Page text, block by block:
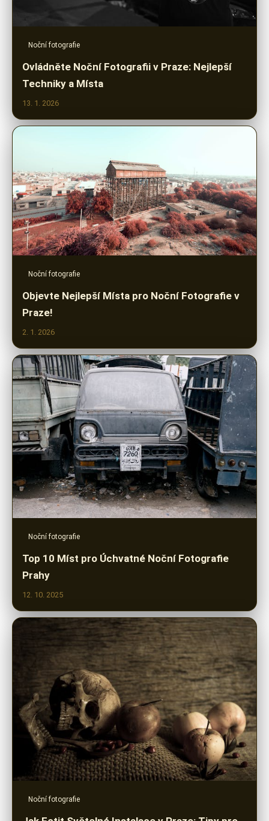
Noční fotografie
Ovládněte Noční Fotografii v Praze: Nejlepší
Techniky a Místa
13. 1. 2026
Noční fotografie
Objevte Nejlepší Místa pro Noční Fotografie v
Praze!
2. 1. 2026
Noční fotografie
Top 10 Míst pro Úchvatné Noční Fotografie
Prahy
12. 10. 2025
Noční fotografie